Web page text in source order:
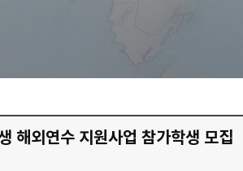
해외연수 지원사업 참가학생 모집